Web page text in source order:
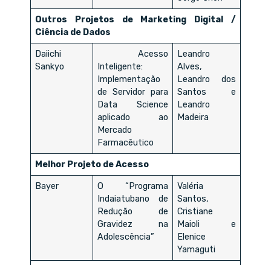
Outros Projetos de Marketing Digital /
Ciência de Dados
Daiichi
Sankyo
Acesso
Inteligente:
Implementação
de Servidor para
Data Science
aplicado ao
Mercado
Farmacêutico
Leandro
Alves,
Leandro dos
Santos e
Leandro
Madeira
Melhor Projeto de Acesso
Bayer
O “Programa
Indaiatubano de
Redução de
Gravidez na
Adolescência”
Valéria
Santos,
Cristiane
Maioli e
Elenice
Yamaguti